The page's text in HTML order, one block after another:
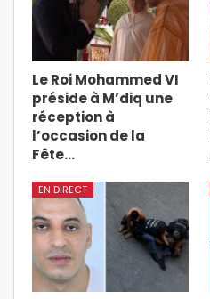
Le Roi Mohammed VI
préside à M’diq une
réception à
l’occasion de la
Fête…
EN DIRECT